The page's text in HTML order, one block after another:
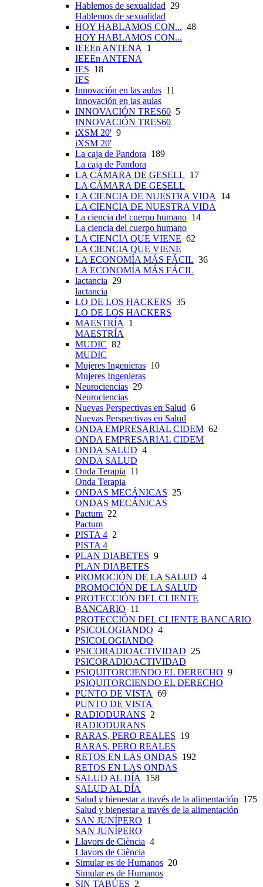
Hablemos de sexualidad 29
Hablemos de sexualidad
HOY HABLAMOS CON... 48
HOY HABLAMOS CON...
IEEEn ANTENA
1
IEEEn ANTENA
IES 18
IES
Innovación en las aulas 11
Innovación en las aulas
INNOVACIÓN TRES60 5
INNOVACIÓN TRES60
iXSM 20' 9
iXSM 20'
La caja de Pandora 189
La caja de Pandora
LA CÁMARA DE GESELL 17
LA CÁMARA DE GESELL
LA CIENCIA DE NUESTRA VIDA
14
LA CIENCIA DE NUESTRA VIDA
La ciencia del cuerpo humano 14
La ciencia del cuerpo humano
LA CIENCIA QUE VIENE 62
LA CIENCIA QUE VIENE
LA ECONOMÍA MÁS FÁCIL 36
LA ECONOMÍA MÁS FÁCIL
lactancia 29
lactancia
LO DE LOS HACKERS 35
LO DE LOS HACKERS
MAESTRÍA
1
MAESTRÍA
MUDIC 82
MUDIC
Mujeres Ingenieras 10
Mujeres Ingenieras
Neurociencias 29
Neurociencias
Nuevas Perspectivas en Salud 6
Nuevas Perspectivas en Salud
ONDA EMPRESARIAL CIDEM 62
ONDA EMPRESARIAL CIDEM
ONDA SALUD 4
ONDA SALUD
Onda Terapia 11
Onda Terapia
ONDAS MECÁNICAS 25
ONDAS MECÁNICAS
Pactum 22
Pactum
PISTA 4 2
PISTA 4
PLAN DIABETES 9
PLAN DIABETES
PROMOCIÓN DE LA SALUD 4
PROMOCIÓN DE LA SALUD
PROTECCIÓN DEL CLIENTE
BANCARIO 11
PROTECCIÓN DEL CLIENTE BANCARIO
PSICOLOGIANDO 4
PSICOLOGIANDO
PSICORADIOACTIVIDAD 25
PSICORADIOACTIVIDAD
PSIQUITORCIENDO EL DERECHO 9
PSIQUITORCIENDO EL DERECHO
PUNTO DE VISTA 69
PUNTO DE VISTA
RADIODURANS 2
RADIODURANS
RARAS, PERO REALES 19
RARAS, PERO REALES
RETOS EN LAS ONDAS 192
RETOS EN LAS ONDAS
SALUD AL DÍA
158
SALUD AL DÍA
Salud y bienestar a través de la alimentación 175
Salud y bienestar a través de la alimentación
SAN JUNÍPERO 1
SAN JUNÍPERO
Llavors de Ciència 4
Llavors de Ciència
Simular es de Humanos 20
Simular es de Humanos
SIN TABÚES 2